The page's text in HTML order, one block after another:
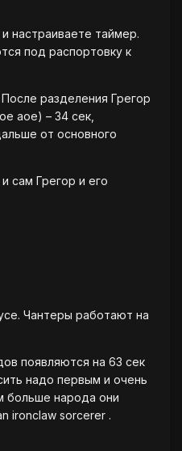
настраиваете таймер.
под распортовку к
разделения Грегор
аое) – 34 сек,
от основного
сам Грегор и его
Чантеры работают на
появляются на 63 сек
надо первым и очень
больше народа они
ironclaw sorcerer .